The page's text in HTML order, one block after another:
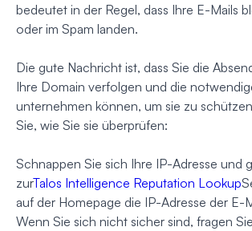
bedeutet in der Regel, dass Ihre E-Mails
oder im Spam landen.
Die gute Nachricht ist, dass Sie die
Ihre Domain verfolgen und die
unternehmen können, um sie zu
Sie, wie Sie sie überprüfen:
Schnappen Sie sich Ihre IP-Adresse und
zurTalos Intelligence Reputation Lookup
auf der Homepage die IP-Adresse der E-
Wenn Sie sich nicht sicher sind, fragen